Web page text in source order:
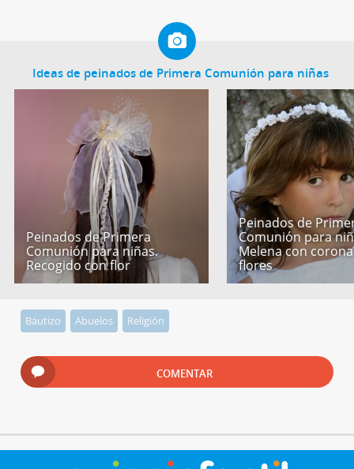
Ideas de peinados de Primera Comunión para niñas
Peinados de Primera
Comunión para niñas.
Recogido con flor
Peinados de
Comunión para
Melena con
flores
Bautizo Abuelos Religión
COMENTAR